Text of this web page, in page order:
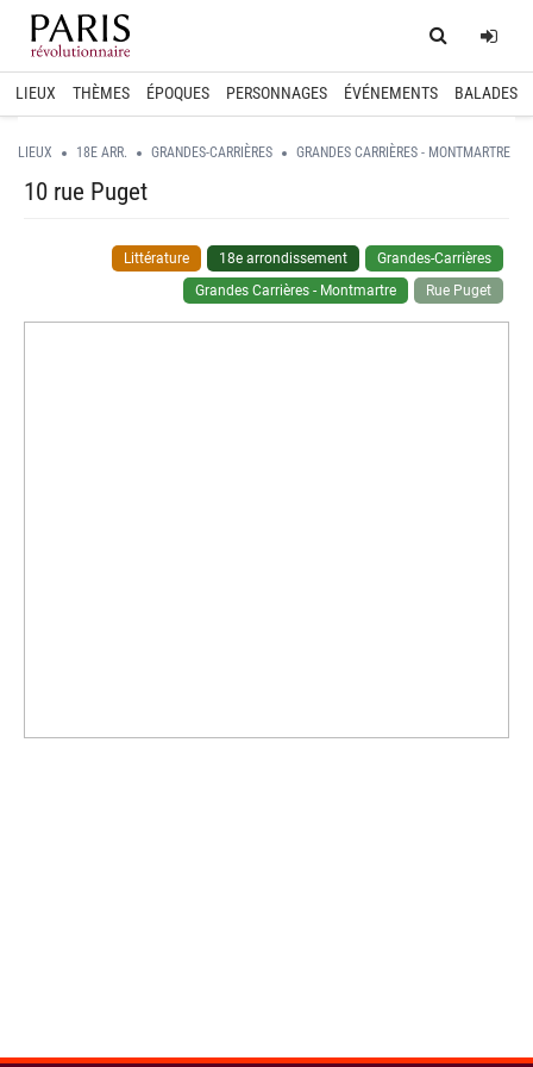
Home
LIEUX THÈMES ÉPOQUES PERSONNAGES ÉVÉNEMENTS BALADES
LIEUX 18E ARR. GRANDES-CARRIÈRES GRANDES CARRIÈRES - MONTMARTRE
10 rue Puget
Littérature 18e arrondissement
Grandes-Carrières
Grandes Carrières - Montmartre
Rue Puget